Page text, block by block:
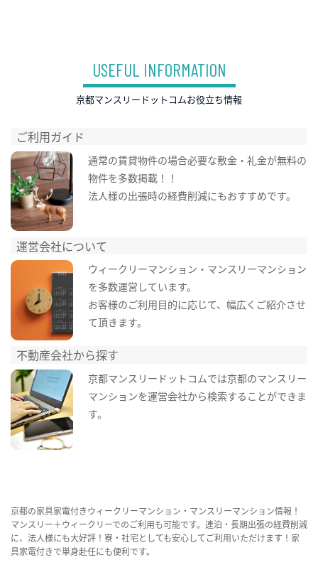
USEFUL INFORMATION
京都マンスリードットコムお役立ち情報
ご利用ガイド
通常の賃貸物件の場合必要な敷金・礼金が無料の
物件を多数掲載！！
法人様の出張時の経費削減にもおすすめです。
運営会社について
ウィークリーマンション・マンスリーマンション
を多数運営しています。
お客様のご利用目的に応じて、幅広くご紹介させ
て頂きます。
不動産会社から探す
京都マンスリードットコムでは京都のマンスリー
マンションを運営会社から検索することができま
す。
京都の家具家電付きウィークリーマンション・マンスリーマンション情報！
マンスリー＋ウィークリーでのご利用も可能です。連泊・長期出張の経費削減
に、法人様にも大好評！寮・社宅としても安心してご利用いただけます！家
具家電付きで単身赴任にも便利です。